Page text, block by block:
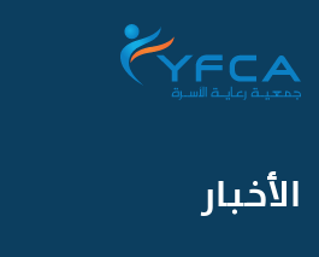
الأخـبـار